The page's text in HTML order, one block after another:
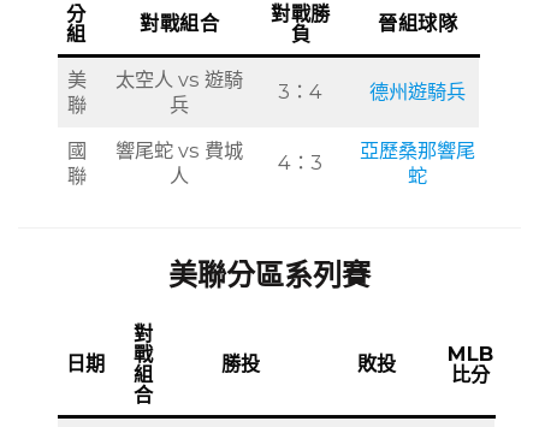
分
組
對戰組合
對戰勝
負
晉組球隊
美
聯
太空人 vs 遊騎
兵
3：4 德州遊騎兵
國
聯
響尾蛇 vs 費城
人
4：3
亞歷桑那響尾
蛇
美聯分區系列賽
日期
對
戰
組
合
勝投 敗投
MLB
比分